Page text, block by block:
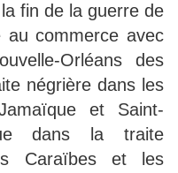
fin de la guerre de
au commerce avec
Orléans des
négrière dans les
et Saint-
dans la traite
Caraïbes et les